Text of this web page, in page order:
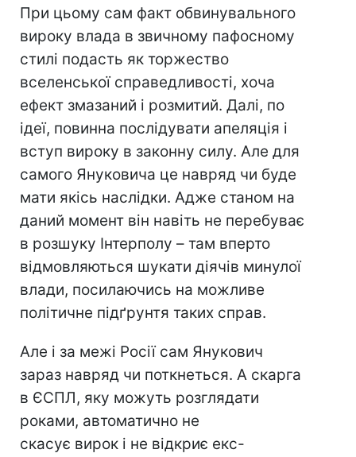
При цьому сам факт обвинувального
вироку влада в звичному пафосному
стилі подасть як торжество
вселенської справедливості, хоча
ефект змазаний і розмитий. Далі, по
ідеї, повинна послідувати апеляція і
вступ вироку в законну силу. Але для
самого Януковича це навряд чи буде
мати якісь наслідки. Адже станом на
даний момент він навіть не перебуває
в розшуку Інтерполу – там вперто
відмовляються шукати діячів минулої
влади, посилаючись на можливе
політичне підґрунтя таких справ.
Але і за межі Росії сам Янукович
зараз навряд чи поткнеться. А скарга
в ЄСПЛ, яку можуть розглядати
роками, автоматично не
скасує вирок і не відкриє екс-